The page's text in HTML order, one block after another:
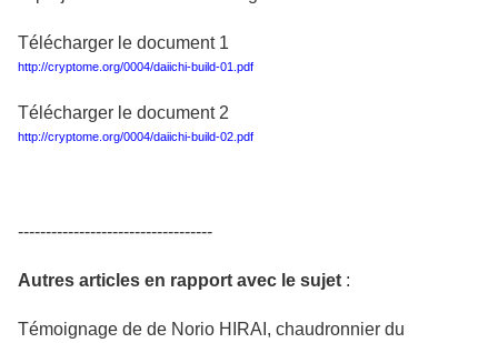
Télécharger le document 1
http://cryptome.org/0004/daiichi-build-01.pdf
Télécharger le document 2
http://cryptome.org/0004/daiichi-build-02.pdf
-----------------------------------
Autres articles en rapport avec le sujet :
Témoignage de de Norio HIRAI, chaudronnier du